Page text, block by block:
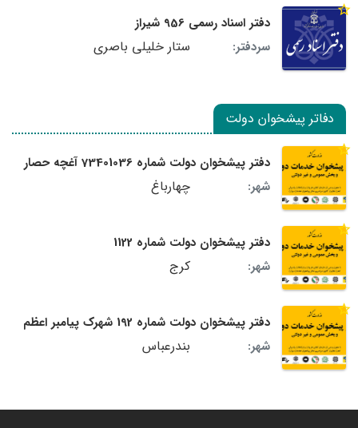
دفتر اسناد رسمی 956 شیراز
سردفتر:
ستار خلیلی باصری
دفاتر پیشخوان دولت
دفتر پیشخوان دولت شماره 73401036 آغچه حصار
شهر:
چهارباغ
دفتر پیشخوان دولت شماره 1122
شهر:
کرج
دفتر پیشخوان دولت شماره 192 شهرک پیامبر اعظم
شهر:
بندرعباس